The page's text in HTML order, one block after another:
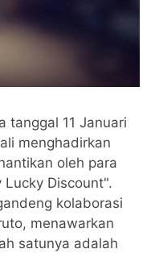
tanggal 11 Januari
menghadirkan
oleh para
Discount".
kolaborasi
menawarkan
satunya adalah